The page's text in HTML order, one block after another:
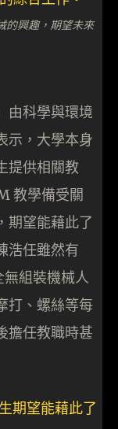
的興趣，期望未來
由科學與環境
示，大學本身
提供相關教
教學備受關
期望能藉此了
浩任雖然有
組裝機械人
打、螺絲等每
擔任教職時甚